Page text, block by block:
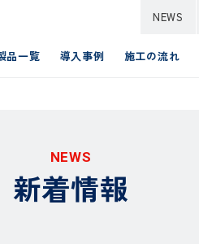
NEWS
品一覧 導入事例 施工の流れ
NEWS
新着情報